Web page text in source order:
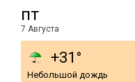
пт
7 Августа
+31°
Небольшой дождь